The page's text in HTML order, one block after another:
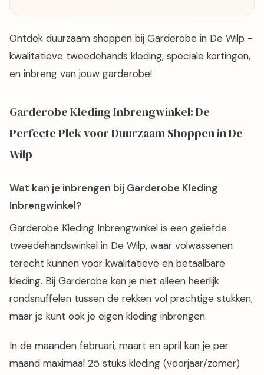
Ontdek duurzaam shoppen bij Garderobe in De Wilp -
kwalitatieve tweedehands kleding, speciale kortingen,
en inbreng van jouw garderobe!
Garderobe Kleding Inbrengwinkel: De
Perfecte Plek voor Duurzaam Shoppen in De
Wilp
Wat kan je inbrengen bij Garderobe Kleding
Inbrengwinkel?
Garderobe Kleding Inbrengwinkel is een geliefde
tweedehandswinkel in De Wilp, waar volwassenen
terecht kunnen voor kwalitatieve en betaalbare
kleding. Bij Garderobe kan je niet alleen heerlijk
rondsnuffelen tussen de rekken vol prachtige stukken,
maar je kunt ook je eigen kleding inbrengen.
In de maanden februari, maart en april kan je per
maand maximaal 25 stuks kleding (voorjaar/zomer)